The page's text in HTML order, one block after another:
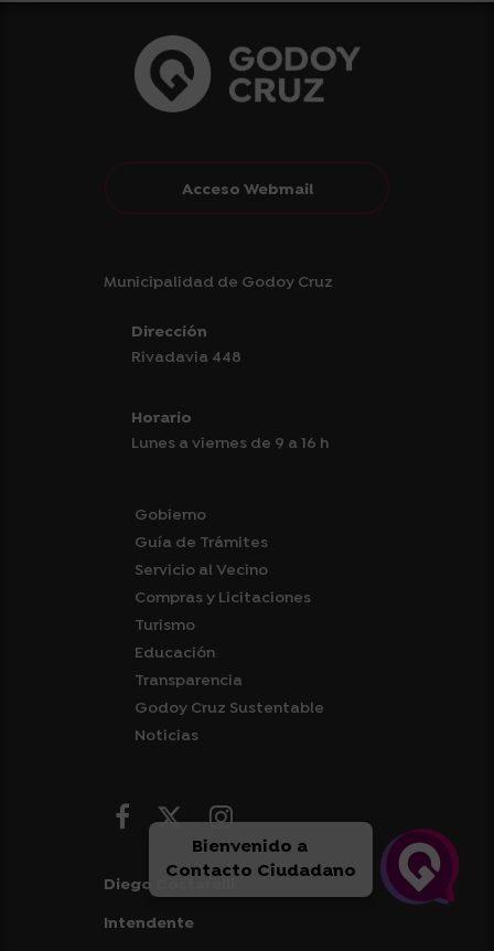
Acceso Webmail
Municipalidad de Godoy Cruz
Dirección
Rivadavia 448
Horario
Lunes a viernes de 9 a 16 h
Gobierno
Guía de Trámites
Servicio al Vecino
Compras y Licitaciones
Turismo
Educación
Transparencia
Godoy Cruz Sustentable
Noticias
Diego Costarelli
Intendente
Bienvenido a
Contacto Ciudadano